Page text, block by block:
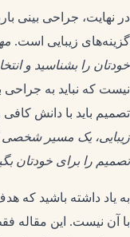
در نهایت، جراحی بینی
گزینه‌های زیبایی است.
خودتان را بشناسید و
نیست که نباید به جراحی
تصمیم باید با دانش
زیبایی، یک مسیر شخصی
تصمیم را برای خودتان
به یاد داشته باشید که
با آن نیست. این مقاله